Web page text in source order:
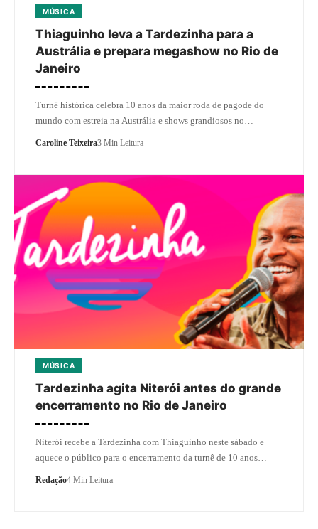
MÚSICA
Thiaguinho leva a Tardezinha para a
Austrália e prepara megashow no Rio de
Janeiro
Turnê histórica celebra 10 anos da maior roda de pagode do
mundo com estreia na Austrália e shows grandiosos no…
Caroline Teixeira3 Min Leitura
MÚSICA
Tardezinha agita Niterói antes do grande
encerramento no Rio de Janeiro
Niterói recebe a Tardezinha com Thiaguinho neste sábado e
aquece o público para o encerramento da turnê de 10 anos…
Redação4 Min Leitura